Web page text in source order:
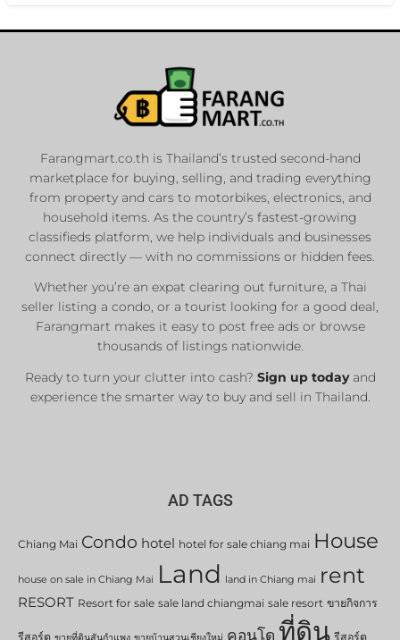
Farangmart.co.th is Thailand’s trusted second-hand
marketplace for buying, selling, and trading everything
from property and cars to motorbikes, electronics, and
household items. As the country’s fastest-growing
classifieds platform, we help individuals and businesses
connect directly — with no commissions or hidden fees.
Whether you’re an expat clearing out furniture, a Thai
seller listing a condo, or a tourist looking for a good deal,
Farangmart makes it easy to post free ads or browse
thousands of listings nationwide.
Ready to turn your clutter into cash? Sign up todayand
experience the smarter way to buy and sell in Thailand.
AD TAGS
Chiang Mai Condo hotel hotel for sale chiang mai House
house on sale in Chiang Mai Land land in Chiang mai rent
RESORT Resort for sale sale land chiangmai sale resort ขายกิจการ
รีสอร์ต ขายที่ดินสันกำแพง ขายบ้านสวนเชียงใหม่ คอนโด ที่ดิน รีสอร์ต